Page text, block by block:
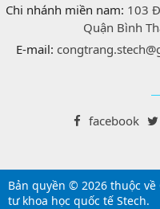
Chi nhánh miền nam: 103
Quận Bình
E-mail:
facebook
Bản quyền © 2026 thuộc
tư khoa học quốc tế Stech.